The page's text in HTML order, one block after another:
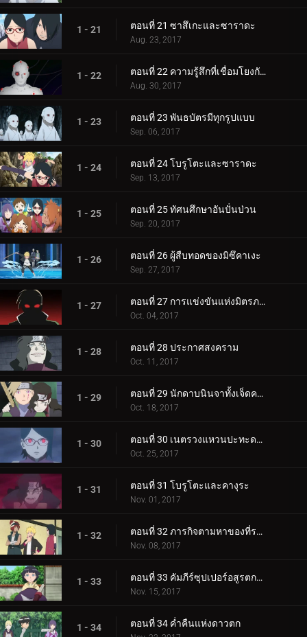
1 - 21 ตอนที่ 21 ซาสึเกะและซาราดะ
Aug. 23, 2017
1 - 22 ตอนที่ 22 ความรู้สึกที่เชื่อมโยงกัน
Aug. 30, 2017
1 - 23 ตอนที่ 23 พันธบัตรมีทุกรูปแบบ
Sep. 06, 2017
1 - 24 ตอนที่ 24 โบรูโตะและซาราดะ
Sep. 13, 2017
1 - 25 ตอนที่ 25 ทัศนศึกษาอันปั่นป่วน
Sep. 20, 2017
1 - 26 ตอนที่ 26 ผู้สืบทอดของมิซึคาเงะ
Sep. 27, 2017
1 - 27 ตอนที่ 27 การแข่งขันแห่งมิตรภาพของชิโนบิ
Oct. 04, 2017
1 - 28 ตอนที่ 28 ประกาศสงคราม
Oct. 11, 2017
1 - 29 ตอนที่ 29 นักดาบนินจาทั้งเจ็ดคนใหม่!
Oct. 18, 2017
1 - 30 ตอนที่ 30 เนตรวงแหวนปะทะดาบสายฟ้า เขี้ยวคิบะ!
Oct. 25, 2017
1 - 31 ตอนที่ 31 โบรูโตะและคางุระ
Nov. 01, 2017
1 - 32 ตอนที่ 32 ภารกิจตามหาของที่ระลึก
Nov. 08, 2017
1 - 33 ตอนที่ 33 คัมภีร์ซุปเปอร์อสูรตกต่ำ!
Nov. 15, 2017
1 - 34 ตอนที่ 34 ค่ำคืนแห่งดาวตก